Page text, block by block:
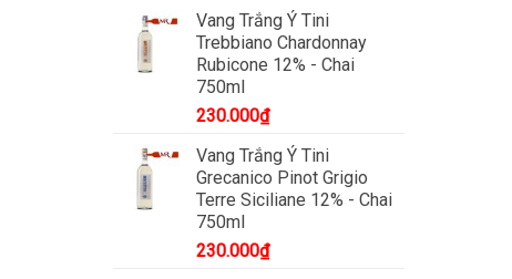
Vang Trắng Ý Tini
Trebbiano Chardonnay
Rubicone 12% - Chai
750ml
230.000₫
Vang Trắng Ý Tini
Grecanico Pinot Grigio
Terre Siciliane 12% - Chai
750ml
230.000₫